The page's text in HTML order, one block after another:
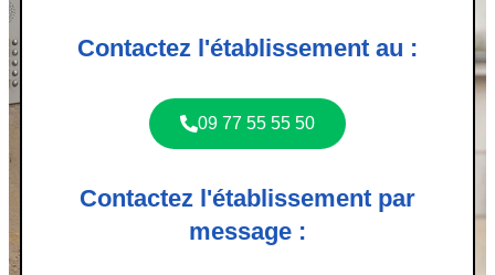
Contactez l'établissement au :
09 77 55 55 50
Contactez l'établissement par
message :